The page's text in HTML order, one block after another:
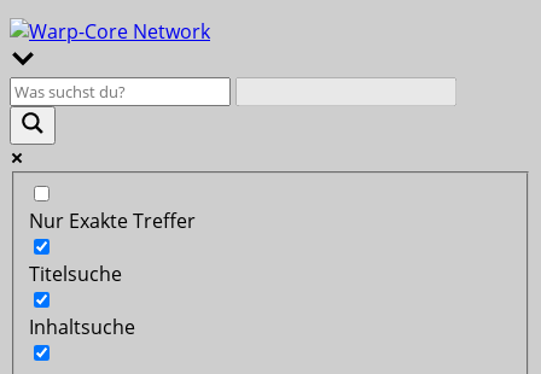
Nur Exakte Treffer
Titelsuche
Inhaltsuche